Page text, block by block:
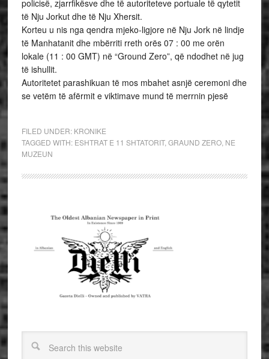
policisë, zjarrfikësve dhe të autoriteteve portuale të qytetit
të Nju Jorkut dhe të Nju Xhersit.
Korteu u nis nga qendra mjeko-ligjore në Nju Jork në lindje
të Manhatanit dhe mbërriti rreth orës 07 : 00 me orën
lokale (11 : 00 GMT) në “Ground Zero”, që ndodhet në jug
të ishullit.
Autoritetet parashikuan të mos mbahet asnjë ceremoni dhe
se vetëm të afërmit e viktimave mund të merrnin pjesë
FILED UNDER: KRONIKE
TAGGED WITH: ESHTRAT E 11 SHTATORIT, GRAUND ZERO, NE
MUZEUN